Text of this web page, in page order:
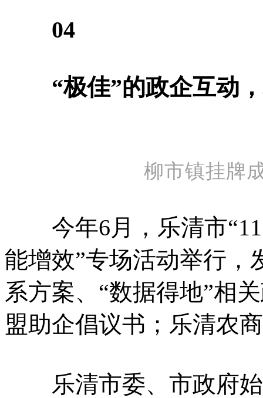
04
“极佳”的政企互动，
柳市镇挂牌
今年6月，乐清市
能增效”专场活动举行，
系方案、“数据得地”相
盟助企倡议书；乐清农
乐清市委、市政府始